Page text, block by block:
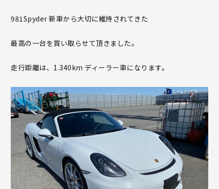
981Spyder 新車から大切に維持されてきた
最高の一台を買い取らせて頂きました。
走行距離は、1.340km ディーラー車になります。